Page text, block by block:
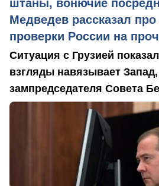
штаны, вонючие
Медведев рассказал
проверки России на
Ситуация с Грузией
взгляды навязывает Запад,
зампредседателя Совета